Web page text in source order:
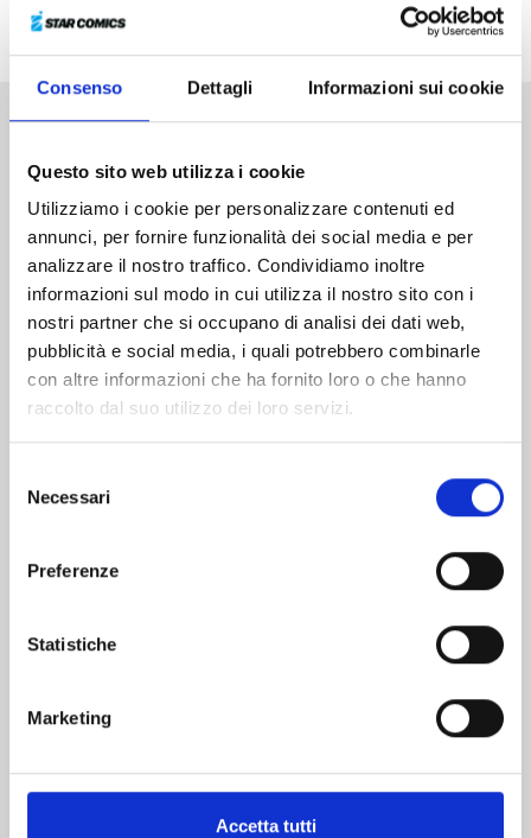
Consenso Dettagli Informazioni sui cookie
Questo sito web utilizza i cookie
Utilizziamo i cookie per personalizzare contenuti ed
annunci, per fornire funzionalità dei social media e per
analizzare il nostro traffico. Condividiamo inoltre
informazioni sul modo in cui utilizza il nostro sito con i
nostri partner che si occupano di analisi dei dati web,
pubblicità e social media, i quali potrebbero combinarle
con altre informazioni che ha fornito loro o che hanno
raccolto dal suo utilizzo dei loro servizi.
delNecessari
Preferenze
Statistiche
Marketing
Accetta tutti
quelle tecniche le conosceva molto bene...
Altri volumi della serie